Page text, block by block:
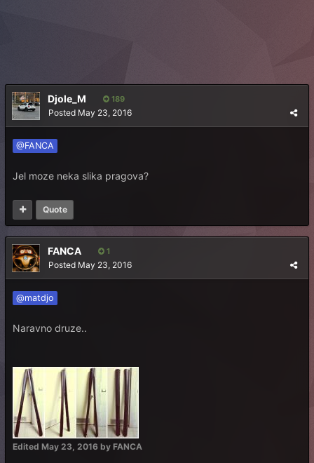
Djole_M 189
Posted May 23, 2016
@FANCA
Jel moze neka slika pragova?
Quote
FANCA 1
Posted May 23, 2016
@matdjo
Naravno druze..
Edited May 23, 2016 by FANCA